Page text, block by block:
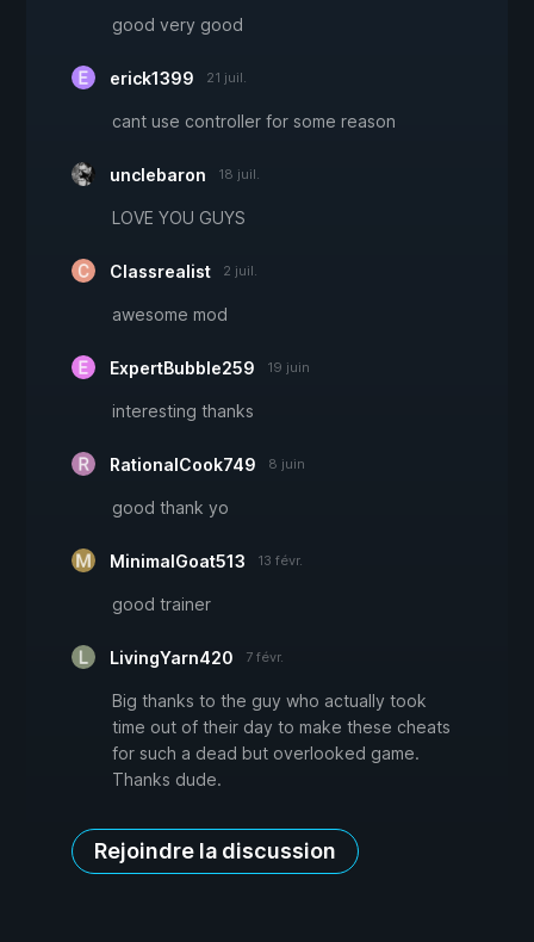
good very good
erick1399 21 juil.
cant use controller for some reason
unclebaron 18 juil.
LOVE YOU GUYS
Classrealist 2 juil.
awesome mod
ExpertBubble259 19 juin
interesting thanks
RationalCook749 8 juin
good thank yo
MinimalGoat513 13 févr.
good trainer
LivingYarn420 7 févr.
Big thanks to the guy who actually took
time out of their day to make these cheats
for such a dead but overlooked game.
Thanks dude.
Rejoindre la discussion